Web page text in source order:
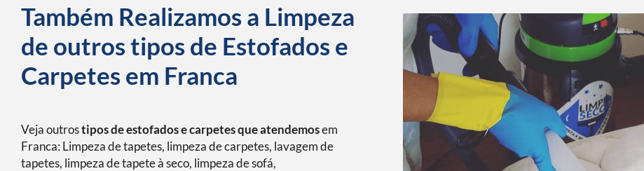
Também Realizamos a Limpeza
de outros tipos de Estofados e
Carpetes em Franca
Veja outrostipos de estofados e carpetes que atendemosem
Franca: Limpeza de tapetes, limpeza de carpetes, lavagem de
tapetes, limpeza de tapete à seco, limpeza de sofá,